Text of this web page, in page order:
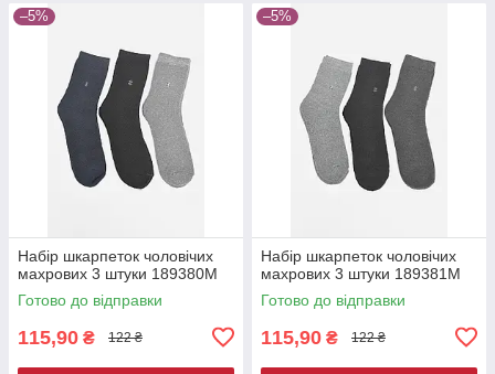
–5%
Набір шкарпеток чоловічих
махрових 3 штуки 189380M
Готово до відправки
115,90 ₴ 122 ₴
–5%
Набір шкарпеток чоловічих
махрових 3 штуки 189381M
Готово до відправки
115,90 ₴ 122 ₴